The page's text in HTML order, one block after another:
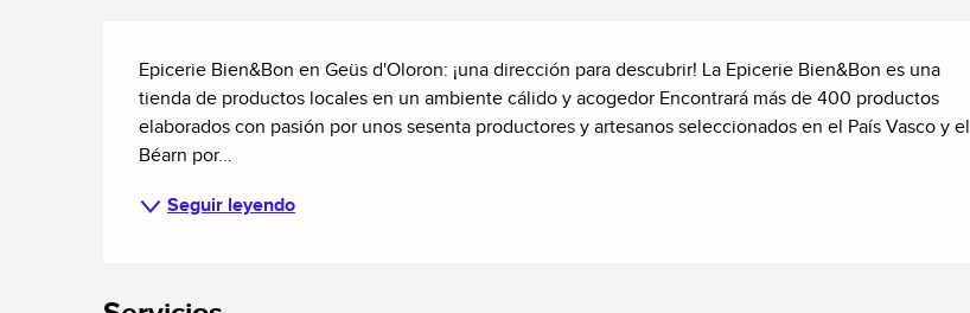
Epicerie Bien&Bon en Geüs d'Oloron: ¡una dirección para descubrir! La Epicerie Bien&Bon es una
tienda de productos locales en un ambiente cálido y acogedor Encontrará más de 400 productos
elaborados con pasión por unos sesenta productores y artesanos seleccionados en el País Vasco y el
Béarn por...
Seguir leyendo